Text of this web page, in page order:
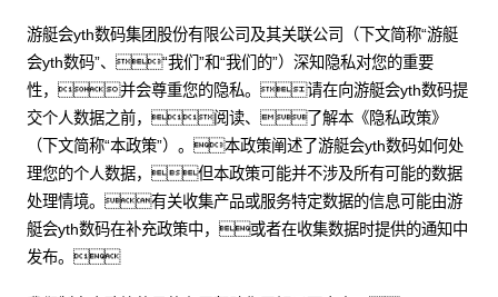
游艇会yth数码集团股份有限公司及其关联公司（下文简称“游艇
会yth数码”、“我们”和“我们的”）深知隐私对您的重要
性，并会尊重您的隐私。请在向游艇会yth数码提
交个人数据之前，阅读、了解本《隐私政策》
（下文简称“本政策”）。本政策阐述了游艇会yth数码如何处
理您的个人数据，但本政策可能并不涉及所有可能的数据
处理情境。有关收集产品或服务特定数据的信息可能由游
艇会yth数码在补充政策中，或者在收集数据时提供的通知中
发布。